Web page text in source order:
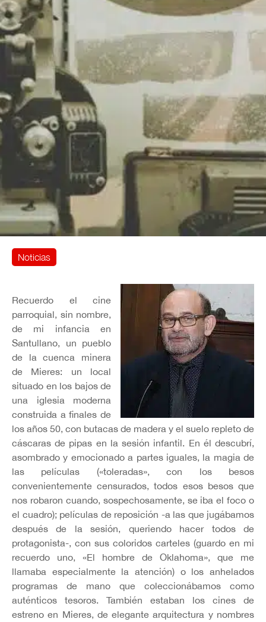
Noticias
Recuerdo el cine
parroquial, sin nombre,
de mi infancia en
Santullano, un pueblo
de la cuenca minera
de Mieres: un local
situado en los bajos de
una iglesia moderna
construida a finales de
los años 50, con butacas de madera y el suelo repleto de
cáscaras de pipas en la sesión infantil. En él descubrí,
asombrado y emocionado a partes iguales, la magia de
las películas («toleradas», con los besos
convenientemente censurados, todos esos besos que
nos robaron cuando, sospechosamente, se iba el foco o
el cuadro); películas de reposición -a las que jugábamos
después de la sesión, queriendo hacer todos de
protagonista-, con sus coloridos carteles (guardo en mi
recuerdo uno, «El hombre de Oklahoma», que me
llamaba especialmente la atención) o los anhelados
programas de mano que coleccionábamos como
auténticos tesoros. También estaban los cines de
estreno en Mieres, de elegante arquitectura y nombres